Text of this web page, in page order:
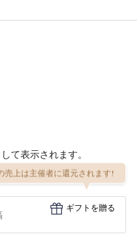
て表示されます。
売上は主催者に還元されます!
ギフトを贈る